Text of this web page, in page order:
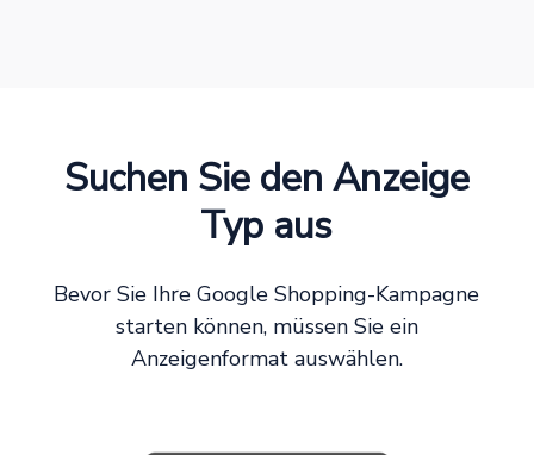
Suchen Sie den Anzeige
Typ aus
Bevor Sie Ihre Google Shopping-Kampagne
starten können, müssen Sie ein
Anzeigenformat auswählen.